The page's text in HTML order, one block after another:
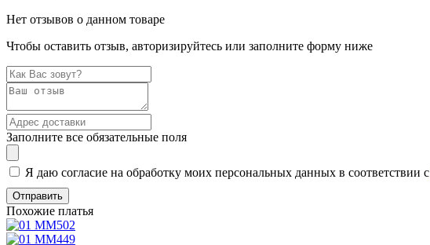
Нет отзывов о данном товаре
Чтобы оставить отзыв, авторизируйтесь или заполните форму ниже
Заполните все обязательные поля
Я даю согласие на обработку моих персональных данных в соответствии с
Похожие платья